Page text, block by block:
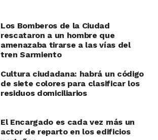
Los Bomberos de la Ciudad
rescataron a un hombre que
amenazaba tirarse a las vías del
tren Sarmiento
Cultura ciudadana: habrá un código
de siete colores para clasificar los
residuos domiciliarios
El Encargado es cada vez más un
actor de reparto en los edificios